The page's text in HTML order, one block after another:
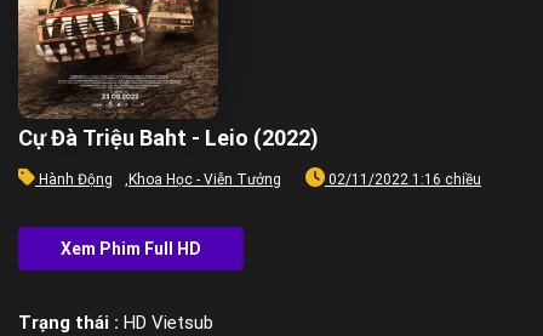
Cự Đà Triệu Baht - Leio (2022)
Hành Động , Khoa Học - Viễn Tưởng 02/11/2022 1:16 chiều
Trạng thái : HD Vietsub